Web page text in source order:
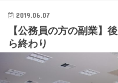
2019.06.07
【公務員の方の副業】
ら終わり